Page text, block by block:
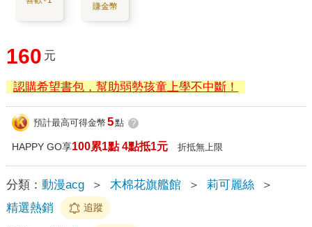
賺金幣
160 元
認購希望書包，幫助弱勢孩童上學不中斷！
預計最高可得金幣 5點 ?
HAPPY GO享100累1點 4點抵1元 折抵無上限
分類： 動漫acg ＞ 木棉花旗艦館 ＞ 莉可麗絲
＞
精選熱銷
追蹤